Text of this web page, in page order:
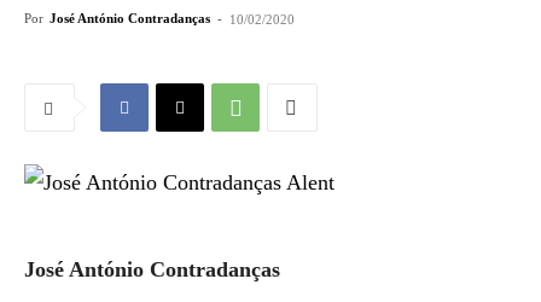
Por José António Contradanças - 10/02/2020
José António Contradanças